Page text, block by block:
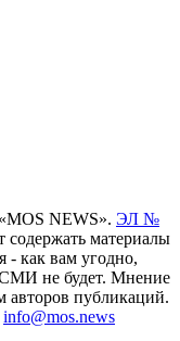
NEWS». ЭЛ №
содержать материалы
- как вам угодно,
СМИ не будет. Мнение
авторов публикаций.
info@mos.news